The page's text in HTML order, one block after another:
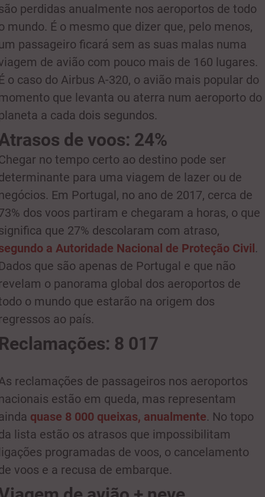
perdidas anualmente nos aeroportos de todo
mundo. É o mesmo que dizer que, pelo menos,
passageiro ficará sem as suas malas numa
de avião com pouco mais de 160 lugares.
o caso do Airbus A-320, o avião mais popular do
que levanta ou aterra num aeroporto do
a cada dois segundos.
de voos: 24%
no tempo certo ao destino pode ser
para uma viagem de lazer ou de
Em Portugal, no ano de 2017, cerca de
dos voos partiram e chegaram a horas, o que
que 27% descolaram com atraso,
a Autoridade Nacional de Proteção Civil .
que são apenas de Portugal e que não
o panorama global dos aeroportos de
o mundo que estarão na origem dos
ao país.
8 017
reclamações de passageiros nos aeroportos
estão em queda, mas representam
quase 8 000 queixas, anualmente. No topo
lista estão os atrasos que impossibilitam
programadas de voos, o cancelamento
voos e a recusa de embarque.